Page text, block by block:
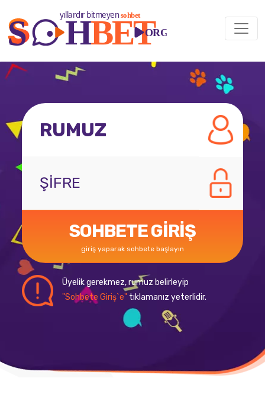
SOHBETE GİRİŞ
giriş yaparak sohbete başlayın
Üyelik gerekmez, rumuz belirleyip
"Sohbete Giriş`e" tıklamanız yeterlidir.